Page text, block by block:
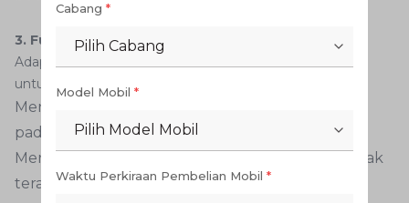
3. Fungsi pegas batang torsi
Adapun untuk pegas batang torsi, kegunaannya adalah
untuk
Mencegah agar tidak terjadi gerakan naik-turun
pada roda-roda mobil.
Meredam kejutan dari permukaan jalan agar tidak
terasa ke bodi mobil.
Cabang *
Pilih Cabang
Model Mobil *
Pilih Model Mobil
Waktu Perkiraan Pembelian Mobil *